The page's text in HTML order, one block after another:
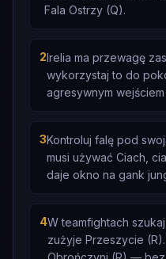
Fala Ostrzy (Q).
2Irelia ma przewagę
wykorzystaj to do
agresywnym
3Kontroluj falę pod
musi używać Ciach,
daje okno na gank
4W teamfightach
zużyje Przeszycie